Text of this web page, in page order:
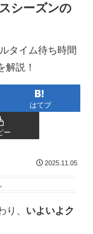
シーズンの
はてブ
ー
2025.11.05
り、 いよいよク